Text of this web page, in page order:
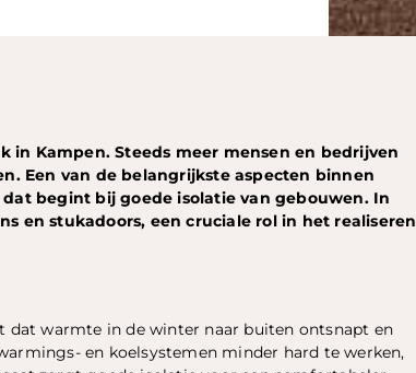
Kampen. Steeds meer mensen en bedrijven
Een van de belangrijkste aspecten binnen
begint bij goede isolatie van gebouwen. In
en stukadoors, een cruciale rol in het realiseren
dat warmte in de winter naar buiten ontsnapt en
en koelsystemen minder hard te werken,